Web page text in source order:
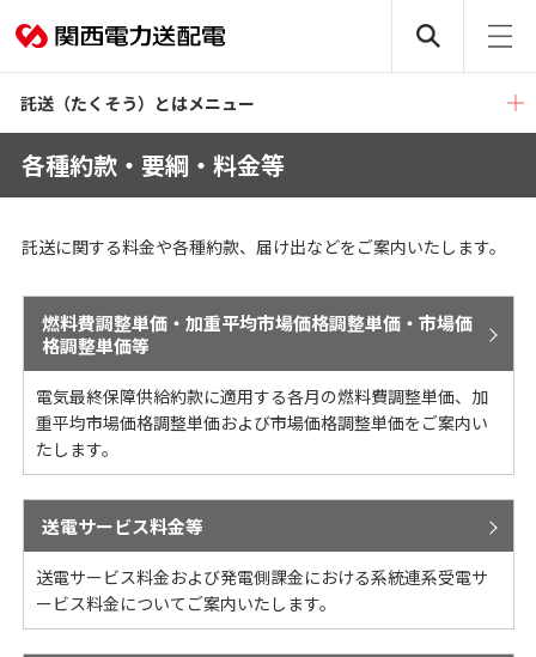
託送（たくそう）とはメニュー
各種約款・要綱・料金等
託送に関する料金や各種約款、届け出などをご案内いたします。
燃料費調整単価・加重平均市場価格調整単価・市場価
格調整単価等
電気最終保障供給約款に適用する各月の燃料費調整単価、加
重平均市場価格調整単価および市場価格調整単価をご案内い
たします。
送電サービス料金等
送電サービス料金および発電側課金における系統連系受電サ
ービス料金についてご案内いたします。